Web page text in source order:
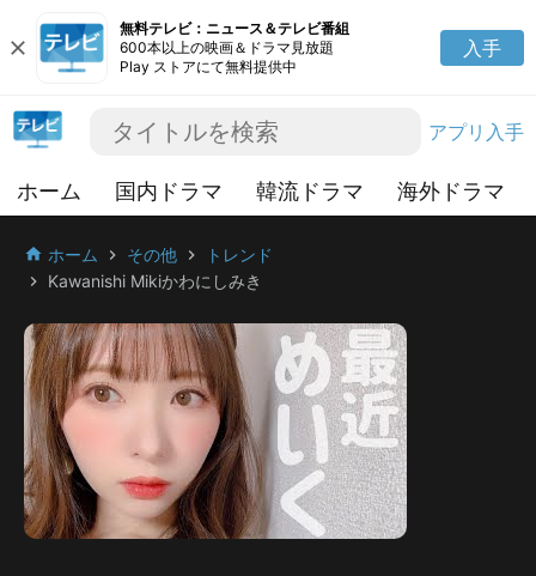
close
無料テレビ：ニュース＆テレビ番組
600本以上の映画＆ドラマ見放題
Play ストアにて無料提供中
入手
アプリ入手
ホーム 国内ドラマ 韓流ドラマ 海外ドラマ
home ホーム chevron_right その他 chevron_right トレンド
chevron_right Kawanishi Mikiかわにしみき